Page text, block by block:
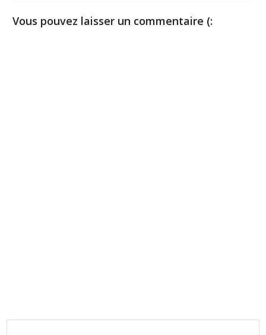
Vous pouvez laisser un commentaire (: